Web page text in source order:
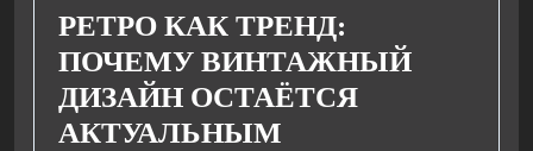
РЕТРО КАК ТРЕНД:
ПОЧЕМУ ВИНТАЖНЫЙ
ДИЗАЙН ОСТАЁТСЯ
АКТУАЛЬНЫМ